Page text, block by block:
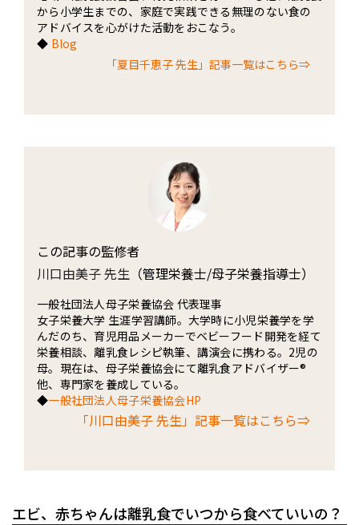
から小学生までの、家庭で実践できる無理のない食の
アドバイスを心がけた活動をおこなう。
◆ Blog
「夏目千恵子 先生」記事一覧はこちら⇒
この記事の監修者
川口由美子 先生 （管理栄養士/母子栄養指導士）
一般社団法人母子栄養協会 代表理事
女子栄養大学 生涯学習講師。大学時に小児栄養学を学
んだのち、育児用品メーカーでベビーフード開発を経て
栄養相談、離乳食レシピ執筆、講演会に携わる。2児の
母。現在は、母子栄養協会にて離乳食アドバイザー®
他、専門家を養成している。
◆一般社団法人母子栄養協会HP
「川口由美子 先生」記事一覧はこちら⇒
エビ、赤ちゃんは離乳食でいつから食べていいの？